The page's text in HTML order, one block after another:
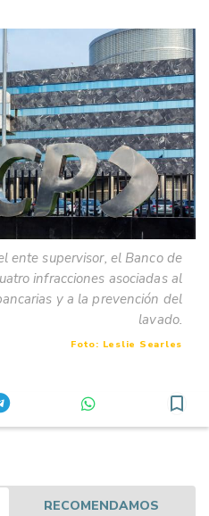
ente supervisor, el Banco de
infracciones asociadas al
y a la prevención del
lavado.
Foto: Leslie Searles
RECOMENDAMOS